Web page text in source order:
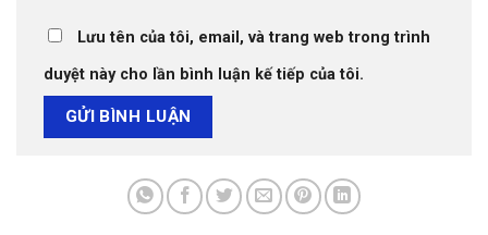
Lưu tên của tôi, email, và trang web trong trình
duyệt này cho lần bình luận kế tiếp của tôi.